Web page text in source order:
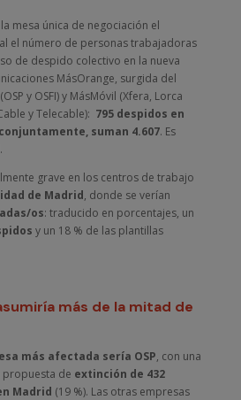
mesa única de negociación el
el número de personas trabajadoras
de despido colectivo en la nueva
MásOrange, surgida del
y OSFI) y MásMóvil (Xfera, Lorca
y Telecable): 795 despidos en
suman 4.607. Es
grave en los centros de trabajo
de Madrid, donde se verían
os: traducido en porcentajes, un
y un 18 % de las plantillas
más de la mitad de
más afectada sería OSP, con una
propuesta de extinción de 432
Madrid (19 %). Las otras empresas